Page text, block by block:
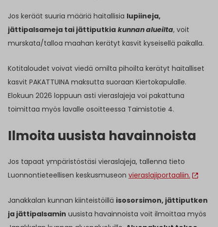
Jos keräät suuria määriä haitallisia lupiineja,
jättipalsameja tai jättiputkia kunnan alueilta, voit
murskata/talloa maahan kerätyt kasvit kyseisellä paikalla.
Kotitaloudet voivat viedä omilta pihoilta kerätyt haitalliset
kasvit PAKATTUINA maksutta suoraan Kiertokapulalle.
Elokuun 2026 loppuun asti vieraslajeja voi pakattuna
toimittaa myös lavalle osoitteessa Taimistotie 4.
Ilmoita uusista havainnoista
Jos tapaat ympäristöstäsi vieraslajeja, tallenna tieto
Luonnontieteellisen keskusmuseon vieraslajiportaaliin.
Janakkalan kunnan kiinteistöillä isosorsimon, jättiputken
ja jättipalsamin uusista havainnoista voit ilmoittaa myös